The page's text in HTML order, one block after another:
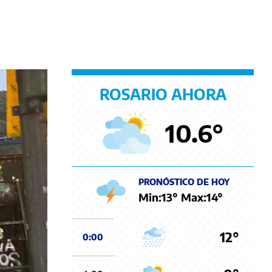
ROSARIO AHORA
10.6°
PRONÓSTICO DE HOY
Min:13° Max:14°
0:00 12°